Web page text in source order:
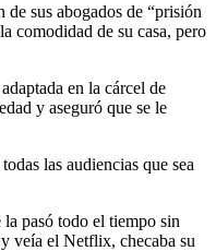
sus abogados de “prisión
comodidad de su casa, pero
en la cárcel de
y aseguró que se le
las audiencias que sea
pasó todo el tiempo sin
el Netflix, checaba su